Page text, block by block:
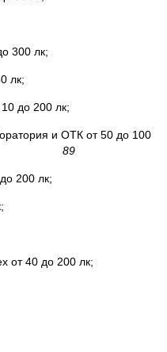
300 лк;
лк;
до 200 лк;
и ОТК от 50 до 100
89
200 лк;
от 40 до 200 лк;